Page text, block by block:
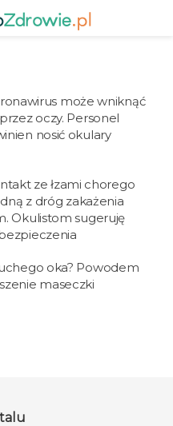
może wniknąć
oczy. Personel
nosić okulary
ze łzami chorego
z dróg zakażenia
Okulistom sugeruję
oka? Powodem
maseczki